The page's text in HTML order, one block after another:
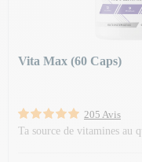
Vita Max (60 Caps)
205 Avis
Ta source de vitamines au